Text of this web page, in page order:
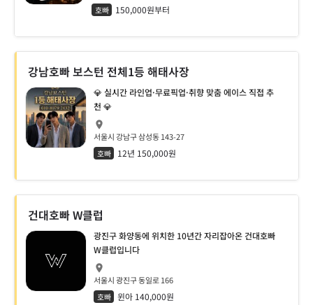
호빠
150,000원부터
강남호빠 보스턴 전체1등 해태사장
💎 실시간 라인업·무료픽업·취향 맞춤 에이스 직접 추
천 💎
서울시 강남구 삼성동 143-27
호빠
12년 150,000원
건대호빠 W클럽
광진구 화양동에 위치한 10년간 자리잡아온 건대호빠
W클럽입니다
서울시 광진구 동일로 166
호빠 윈아 140,000원